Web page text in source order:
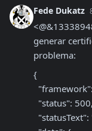
Fede Dukatz
generar
problema:
{